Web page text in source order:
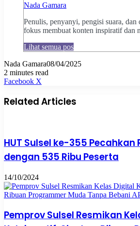
Nada Gamara
Penulis, penyanyi, pengisi suara, dan
fokus membuat konten inspiratif dan
Lihat semua pos
Nada Gamara08/04/2025
2 minutes read
Facebook X
Email
Related Articles
HUT Sulsel ke-355 Pecahkan
dengan 535 Ribu Peserta
14/10/2024
Pemprov Sulsel Resmikan